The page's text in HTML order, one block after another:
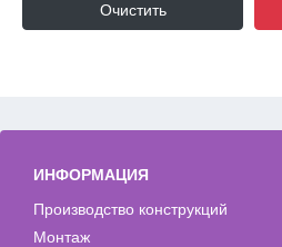
Очистить
ИНФОРМАЦИЯ
Производство конструкций
Монтаж